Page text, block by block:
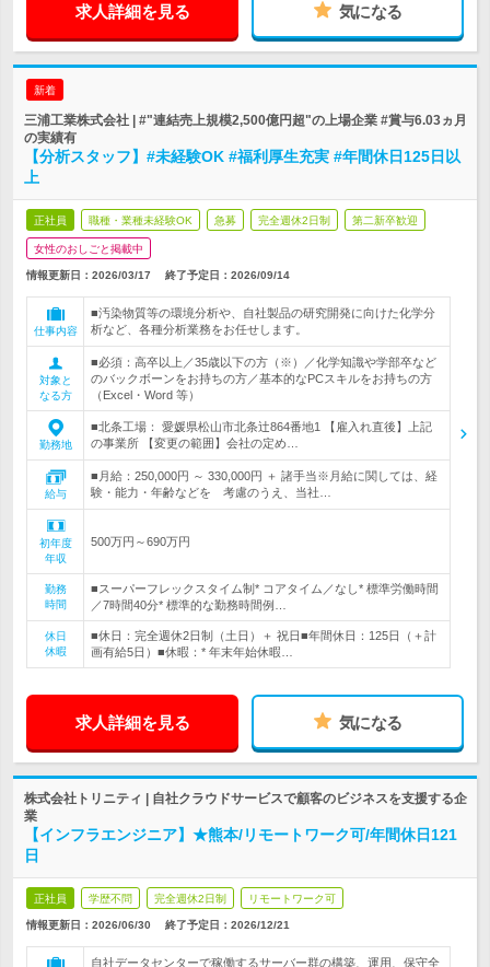
求人詳細を見る 気になる
新着
三浦工業株式会社 | #"連結売上規模2,500億円超"の上場企業 #賞与6.03ヵ月
の実績有
【分析スタッフ】#未経験OK #福利厚生充実 #年間休日125日以
上
正社員 職種・業種未経験OK 急募 完全週休2日制 第二新卒歓迎
女性のおしごと掲載中
情報更新日：2026/03/17 終了予定日： 2026/09/14
仕事内容
■汚染物質等の環境分析や、自社製品の研究開発に向けた化学分
析など、各種分析業務をお任せします。
対象と
なる方
■必須：高卒以上／35歳以下の方（※）／化学知識や学部卒など
のバックボーンをお持ちの方／基本的なPCスキルをお持ちの方
（Excel・Word 等）
勤務地
■北条工場： 愛媛県松山市北条辻864番地1 【雇入れ直後】上記
の事業所 【変更の範囲】会社の定め…
給与
■月給：250,000円 ～ 330,000円 ＋ 諸手当※月給に関しては、経
験・能力・年齢などを 考慮のうえ、当社…
初年度
年収
500万円～690万円
勤務
時間
■スーパーフレックスタイム制* コアタイム／なし* 標準労働時間
／7時間40分* 標準的な勤務時間例…
休日
休暇
■休日：完全週休2日制（土日）＋ 祝日■年間休日：125日（＋計
画有給5日）■休暇：* 年末年始休暇…
求人詳細を見る 気になる
株式会社トリニティ | 自社クラウドサービスで顧客のビジネスを支援する企
業
【インフラエンジニア】★熊本/リモートワーク可/年間休日121
日
正社員 学歴不問 完全週休2日制 リモートワーク可
情報更新日：2026/06/30 終了予定日： 2026/12/21
自社データセンターで稼働するサーバー群の構築、運用、保守全